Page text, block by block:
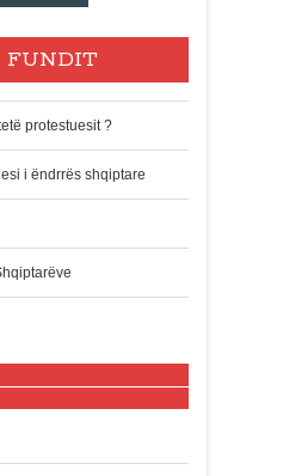
FUNDIT
protestuesit ?
i ëndrrës shqiptare